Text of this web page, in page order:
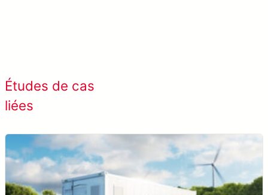
Études de cas
liées